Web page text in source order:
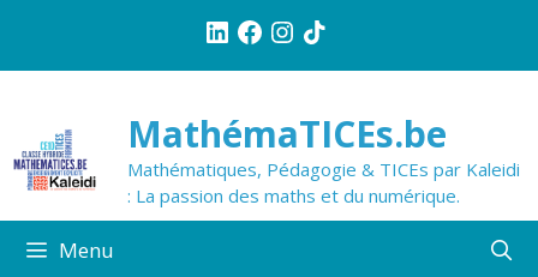
contenu
LinkedInFacebookInstagram
TikTok
MathémaTICEs.be
Mathématiques, Pédagogie & TICEs par Kaleidi
: La passion des maths et du numérique.
Menu